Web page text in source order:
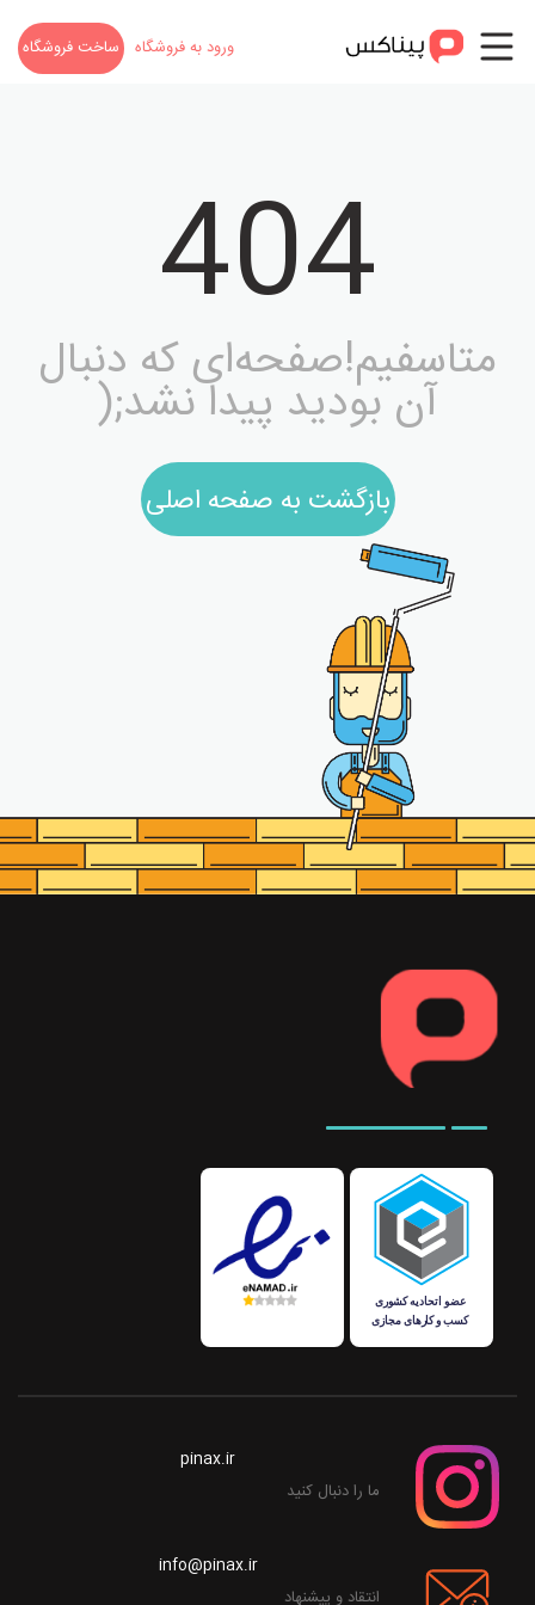
ورود به فروشگاه ساخت فروشگاه
404
متاسفیم!صفحه‌ای که دنبال
آن بودید پیدا نشد;(
بازگشت به صفحه اصلی
pinax.ir
ما را دنبال کنید
info@pinax.ir
انتقاد و پیشنهاد